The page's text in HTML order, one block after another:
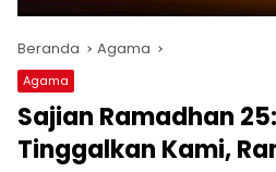
Beranda Agama
Agama
Sajian Ramadhan
Tinggalkan Kami,